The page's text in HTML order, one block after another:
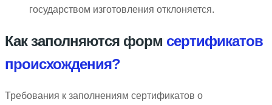
государством изготовления отклоняется.
Как заполняются форм сертификатов
происхождения?
Требования к заполнениям сертификатов о